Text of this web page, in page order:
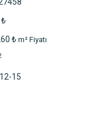
₺ m² Fiyatı
15